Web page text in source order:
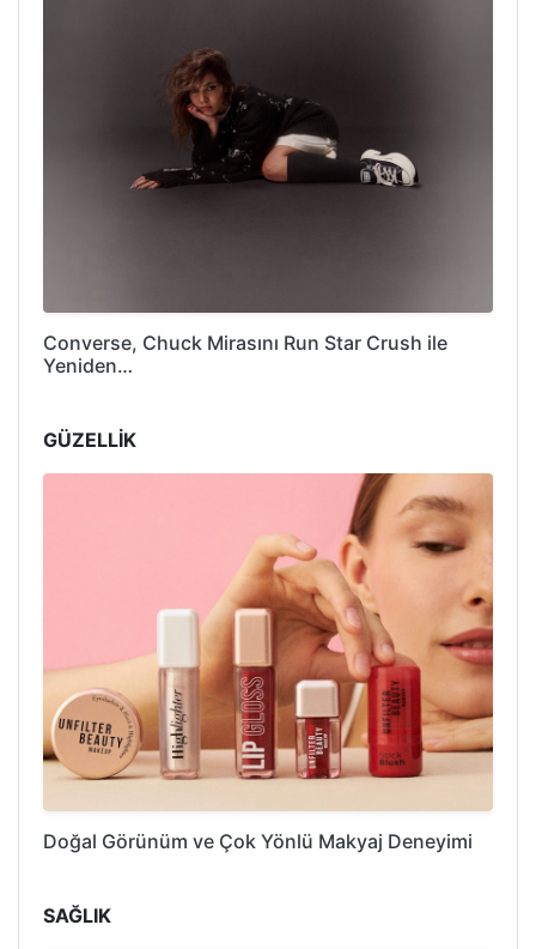
Converse, Chuck Mirasını Run Star Crush ile
Yeniden…
GÜZELLİK
Doğal Görünüm ve Çok Yönlü Makyaj Deneyimi
SAĞLIK